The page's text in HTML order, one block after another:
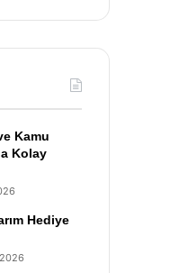
Kamu
Kolay
Hediye